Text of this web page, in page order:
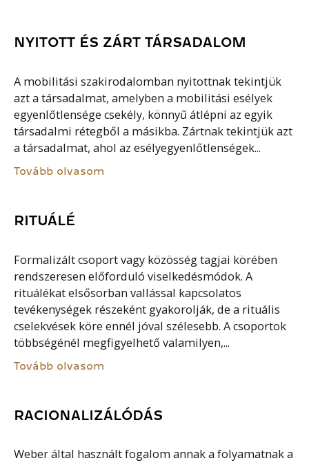
NYITOTT ÉS ZÁRT TÁRSADALOM
A mobilitási szakirodalomban nyitottnak tekintjük
azt a társadalmat, amelyben a mobilitási esélyek
egyenlőtlensége csekély, könnyű átlépni az egyik
társadalmi rétegből a másikba. Zártnak tekintjük azt
a társadalmat, ahol az esélyegyenlőtlenségek...
Tovább olvasom
RITUÁLÉ
Formalizált csoport vagy közösség tagjai körében
rendszeresen előforduló viselkedésmódok. A
rituálékat elsősorban vallással kapcsolatos
tevékenységek részeként gyakorolják, de a rituális
cselekvések köre ennél jóval szélesebb. A csoportok
többségénél megfigyelhető valamilyen,...
Tovább olvasom
RACIONALIZÁLÓDÁS
Weber által használt fogalom annak a folyamatnak a